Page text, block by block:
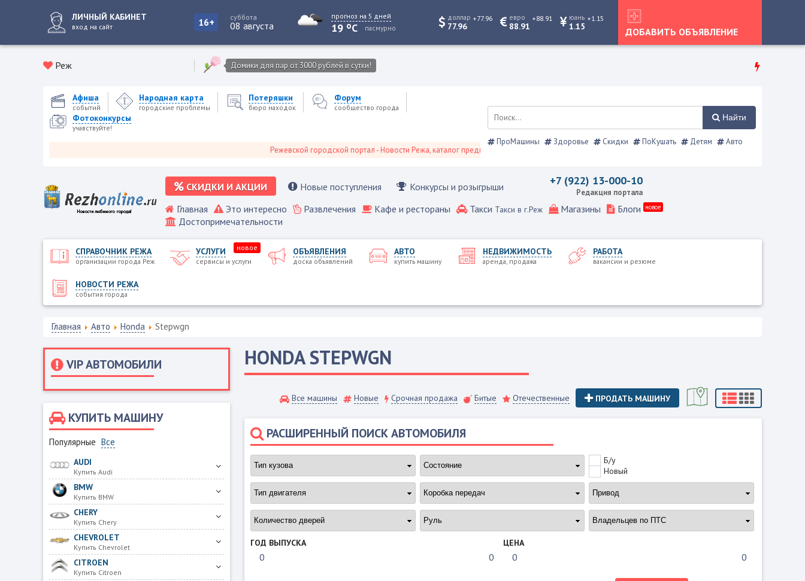
ЛИЧНЫЙ КАБИНЕТ
вход на сайт 16+ суббота
08 августа
прогноз на 5 дней
19 oC пасмурно
доллар
77.96
+77.96 евро
88.91
+88.91 юань
1.15
+1.15
ДОБАВИТЬ ОБЪЯВЛЕНИЕ
Реж Домики для пар от 3000 рублей в сутки!
Афиша
событий
Народная карта
городские проблемы
Потеряшки
бюро находок
Форум
сообщество города
Фотоконкурсы
учавствуйте!
Режевской городской портал - Новости Режа, каталог предприятий, объявления, Режевской справочник
Найти
ПроМашины Здоровье Скидки ПоКушать Детям Авто
СКИДКИ И АКЦИИ Новые поступления Конкурсы и розыгрыши +7 (922) 13-000-10
Редакция портала
Главная Это интересно Развлечения Кафе и рестораны Такси Такси в г.Реж Магазины Блоги новое
Достопримечательности
СПРАВОЧНИК РЕЖА
организации города Реж
УСЛУГИ
сервисы и услуги
новое ОБЪЯВЛЕНИЯ
доска объявлений
АВТО
купить машину
НЕДВИЖИМОСТЬ
аренда, продажа
РАБОТА
вакансии и резюме
НОВОСТИ РЕЖА
события города
Главная Авто Honda Stepwgn
VIP АВТОМОБИЛИ
КУПИТЬ МАШИНУ
Популярные Все
AUDI
Купить Audi
BMW
Купить BMW
CHERY
Купить Chery
CHEVROLET
Купить Chevrolet
CITROEN
Купить Citroen
HONDASTEPWGN
Все машины Новые Срочная продажа Битые Отечественные ПРОДАТЬ МАШИНУ
РАСШИРЕННЫЙ ПОИСК АВТОМОБИЛЯ
Б/у
Новый
ГОД ВЫПУСКА ЦЕНА